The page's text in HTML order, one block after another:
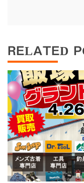
ゲ
ー
シ
ョ
ン
RELATED